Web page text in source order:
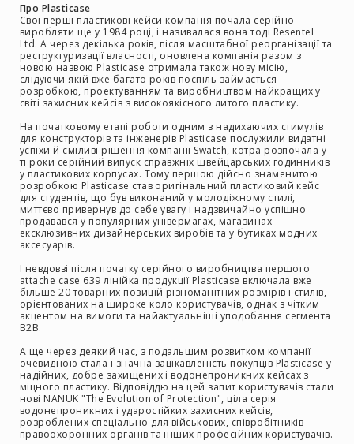
Приймачі
Передавачі
Мікрофонні
голови
Всі
Аксесуари
та
комплектуючі
Антени
та
антенне
обладнання
RF
розподіл
RF
RF
роз'їєми
Тайм-
коди
Генератори
Про Plasticase
Свої перші пластикові кейси компанія почала серійно
виробляти ще у 1984 році, і називалася вона тоді Resentel
Ltd. А через декілька років, після масштабної реорганізації та
реструктуризації власності, оновлена компанія разом з
новою назвою Plasticase отримала також нову місію,
слідуючи якій вже багато років поспіль займається
розробкою, проектуванням та виробництвом найкращих у
світі захисних кейсів з високоякісного литого пластику.
На початковому етапі роботи одним з надихаючих стимулів
для конструкторів та інженерів Plasticase послужили видатні
успіхи й сміливі рішення компанії Swatch, котра розпочала у
ті роки серійний випуск справжніх швейцарських годинників
у пластикових корпусах. Тому першою дійсно знаменитою
розробкою Plasticase став оригінальний пластиковий кейс
для студентів, що був виконаний у молодіжному стилі,
миттєво привернув до себе увагу і надзвичайно успішно
продавався у популярних універмагах, магазинах
ексклюзивних дизайнерських виробів та у бутиках модних
аксесуарів.
І невдовзі після початку серійного виробництва першого
attache case 639 лінійка продукції Plasticase включала вже
більше 20 товарних позицій різноманітних розмірів і стилів,
орієнтованих на широке коло користувачів, однак з чітким
акцентом на вимоги та найактуальніші уподобання сегмента
B2B.
А ще через деякий час, з подальшим розвитком компанії
очевидною стала і значна зацікавленість покупців Plasticase у
надійних, добре захищених і водонепроникних кейсах з
міцного пластику. Відповіддю на цей запит користувачів стали
нові NANUK "The Evolution of Protection", ціла серія
водонепроникних і ударостійких захисних кейсів,
розроблених спеціально для військових, співробітників
правоохоронних органів та інших професійних користувачів.